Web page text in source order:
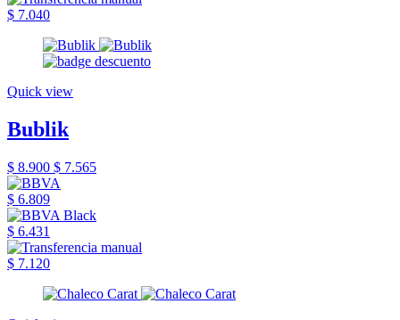
$ 7.040
Quick view
Bublik
$ 8.900 $ 7.565
$ 6.809
$ 6.431
$ 7.120